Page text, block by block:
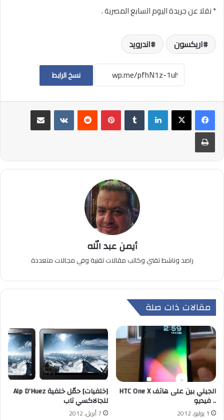
* نقلا عن جريدة اليوم السابع المصرية .
اريكسون اندرويد
نسخ الرابط
لينكدإن بينتيريست
مشاركة عبر البريد
طباعة
أيمن عبد الله
راصد وناشط تقني وكاتب مقالات تقنية وفي مجالات متعددة
مقالات ذات صلة
الجيلي بين على هاتف HTC One X
.. فيديو
1 يوليو, 2012
[خلفيات] حمّل خلفية Alp D’Huez
للجالاكسي تاب
7 أبريل, 2012